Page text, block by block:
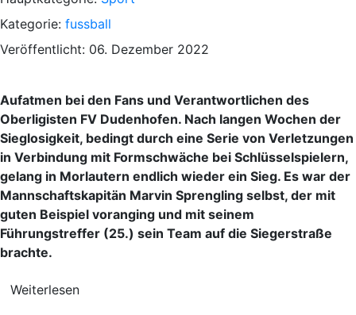
Kategorie: fussball
Veröffentlicht: 06. Dezember 2022
Aufatmen bei den Fans und Verantwortlichen des
Oberligisten FV Dudenhofen. Nach langen Wochen der
Sieglosigkeit, bedingt durch eine Serie von Verletzungen
in Verbindung mit Formschwäche bei Schlüsselspielern,
gelang in Morlautern endlich wieder ein Sieg. Es war der
Mannschaftskapitän Marvin Sprengling selbst, der mit
guten Beispiel voranging und mit seinem
Führungstreffer (25.) sein Team auf die Siegerstraße
brachte.
Weiterlesen